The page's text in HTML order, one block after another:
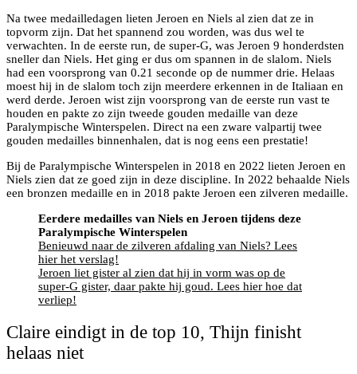
Na twee medailledagen lieten Jeroen en Niels al zien dat ze in
topvorm zijn. Dat het spannend zou worden, was dus wel te
verwachten. In de eerste run, de super-G, was Jeroen 9 honderdsten
sneller dan Niels. Het ging er dus om spannen in de slalom. Niels
had een voorsprong van 0.21 seconde op de nummer drie. Helaas
moest hij in de slalom toch zijn meerdere erkennen in de Italiaan en
werd derde. Jeroen wist zijn voorsprong van de eerste run vast te
houden en pakte zo zijn tweede gouden medaille van deze
Paralympische Winterspelen. Direct na een zware valpartij twee
gouden medailles binnenhalen, dat is nog eens een prestatie!
Bij de Paralympische Winterspelen in 2018 en 2022 lieten Jeroen en
Niels zien dat ze goed zijn in deze discipline. In 2022 behaalde Niels
een bronzen medaille en in 2018 pakte Jeroen een zilveren medaille.
Eerdere medailles van Niels en Jeroen tijdens deze
Paralympische Winterspelen
Benieuwd naar de zilveren afdaling van Niels? Lees
hier het verslag!
Jeroen liet gister al zien dat hij in vorm was op de
super-G gister, daar pakte hij goud. Lees hier hoe dat
verliep!
Claire eindigt in de top 10, Thijn finisht
helaas niet